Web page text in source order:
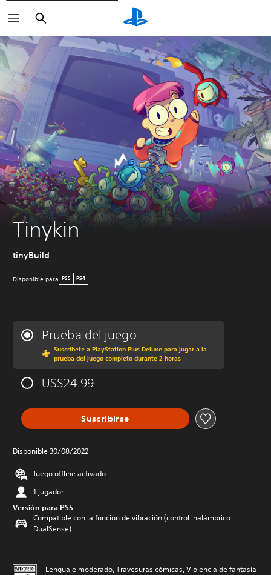
Buscar
Tinykin
tinyBuild
Disponible para PS5 PS4
Prueba del juego
Suscríbete a PlayStation Plus Deluxe para jugar a la
prueba del juego completo durante 2 horas
US$24.99
Suscribirse
Disponible 30/08/2022
Juego offline activado
1 jugador
Versión para PS5
Compatible con la función de vibración (control inalámbrico
DualSense)
Lenguaje moderado, Travesuras cómicas, Violencia de fantasía